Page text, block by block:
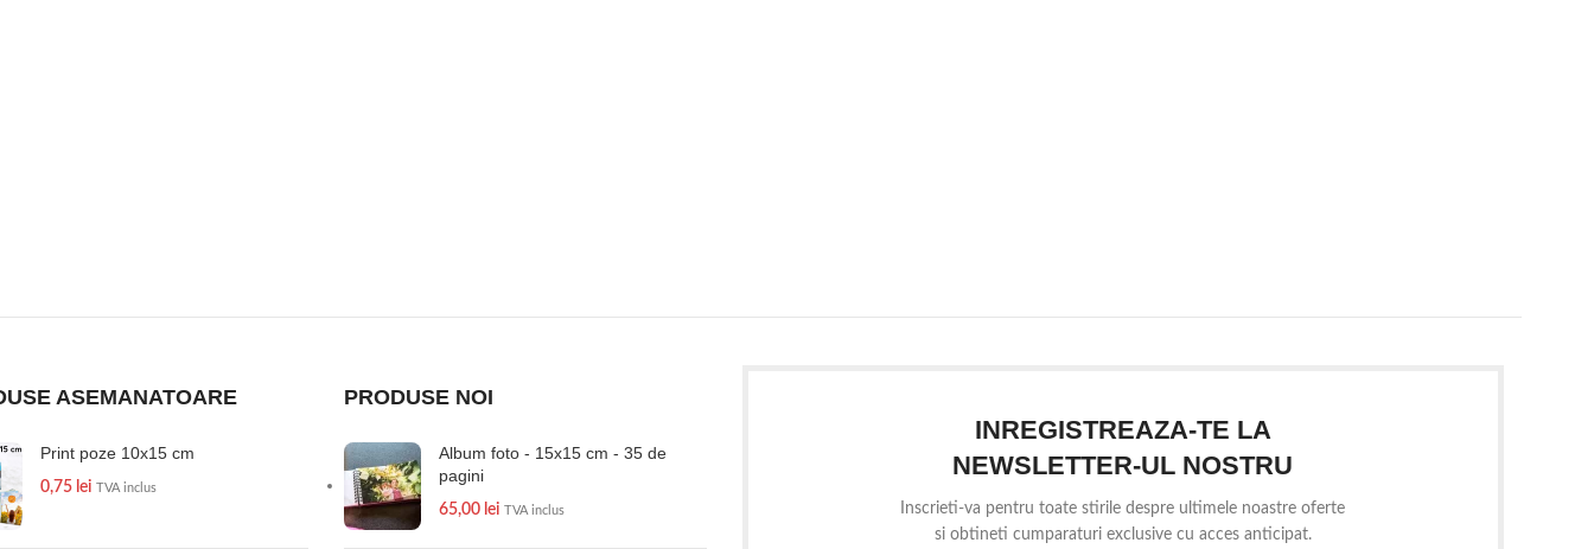
ASEMANATOARE
Print poze 10x15 cm
0,75 lei TVA inclus
PRODUSE NOI
Album foto - 15x15 cm - 35 de
pagini
65,00 lei TVA inclus
INREGISTREAZA-TE LA
NEWSLETTER-UL NOSTRU
Inscrieti-va pentru toate stirile despre ultimele noastre oferte
si obtineti cumparaturi exclusive cu acces anticipat.